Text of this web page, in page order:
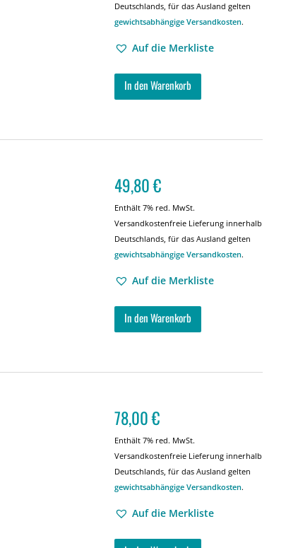
Deutschlands, für das Ausland gelten
gewichtsabhängige Versandkosten.
Auf die Merkliste
In den Warenkorb
49,80€
Enthält 7% red. MwSt.
Versandkostenfreie Lieferung innerhalb
Deutschlands, für das Ausland gelten
gewichtsabhängige Versandkosten.
Auf die Merkliste
In den Warenkorb
78,00€
Enthält 7% red. MwSt.
Versandkostenfreie Lieferung innerhalb
Deutschlands, für das Ausland gelten
gewichtsabhängige Versandkosten.
Auf die Merkliste